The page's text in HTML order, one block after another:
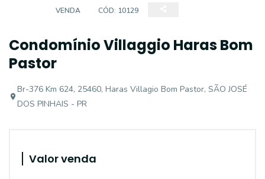
VENDA CÓD: 10129
Condomínio Villaggio Haras Bom
Pastor
Br-376 Km 624, 25460, Haras Villagio Bom Pastor, SÃO JOSÉ
DOS PINHAIS - PR
Valor venda